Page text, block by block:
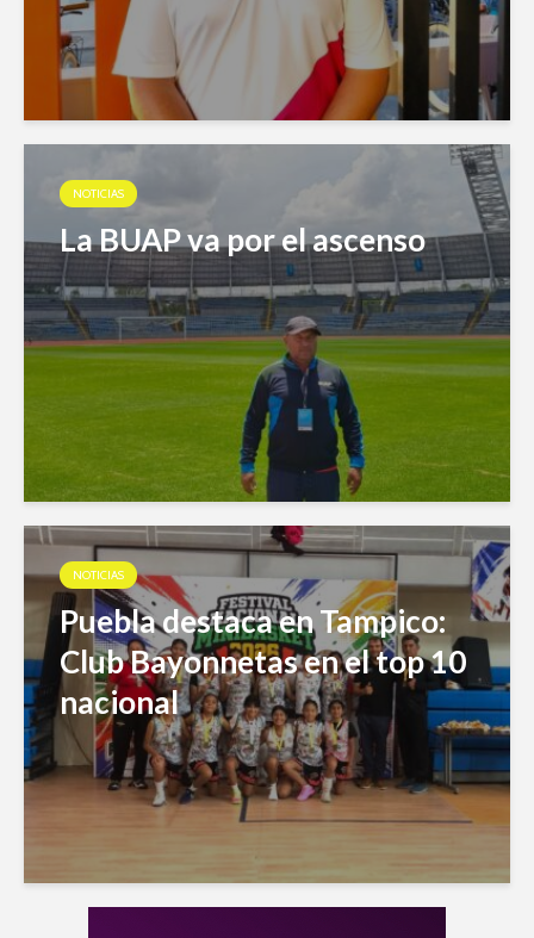
NOTICIAS
La BUAP va por el ascenso
NOTICIAS
Puebla destaca en Tampico:
Club Bayonnetas en el top 10
nacional